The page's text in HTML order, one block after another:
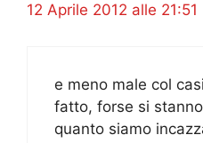
12 Aprile 2012 alle 21:51
e meno male col
fatto, forse si
quanto siamo